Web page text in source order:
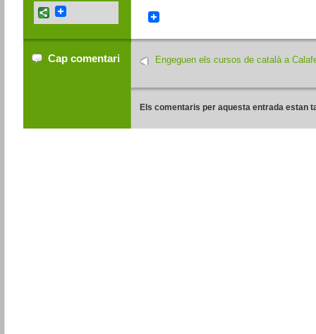
Cap comentari Engeguen els cursos de català a
Els comentaris per aquesta entrada estan